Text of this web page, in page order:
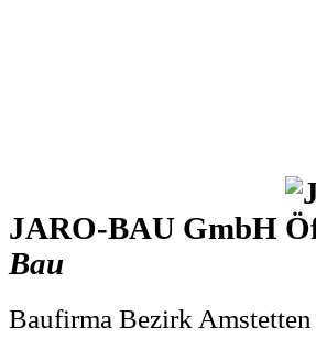
JARO-BAU GmbH
Bau
Baufirma Bezirk